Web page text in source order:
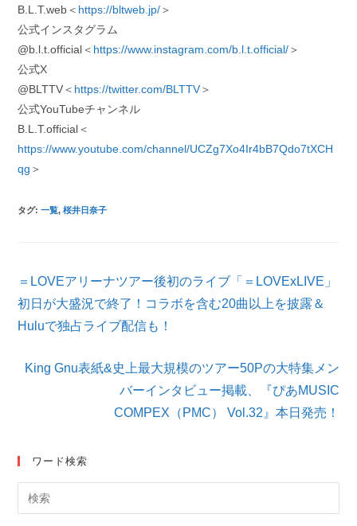
B.L.T.web＜ https://bltweb.jp/＞
公式インスタグラム
@b.l.t.official＜ https://www.instagram.com/b.l.t.official/＞
公式X
@BLTTV＜ https://twitter.com/BLTTV＞
公式YouTubeチャンネル
B.L.T.official＜
https://www.youtube.com/channel/UCZg7Xo4Ir4bB7Qdo7tXCH
qg ＞
タグ:一覧, 桜井日奈子
の
他
の
記
を
＝LOVEアリーナツアー後初のライブ「＝LOVExLIVE」
初日が大盛況で終了！コラボを含む20曲以上を披露＆
Huluで独占ライブ配信も！
King Gnu表紙&史上最大規模のツアー50Pの大特集メン
バーインタビュー掲載、『ぴあMUSIC
COMPEX（PMC） Vol.32』本日発売！
ワード検索